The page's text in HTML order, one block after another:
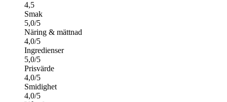
4,5
Smak
5,0/5
Näring & mättnad
4,0/5
Ingredienser
5,0/5
Prisvärde
4,0/5
Smidighet
4,0/5